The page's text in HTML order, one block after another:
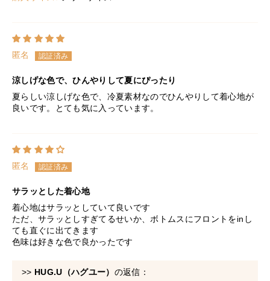
匿名
涼しげな色で、ひんやりして夏にぴったり
夏らしい涼しげな色で、冷夏素材なのでひんやりして着心地が
良いです。とても気に入っています。
匿名
サラッとした着心地
着心地はサラッとしていて良いです
ただ、サラッとしすぎてるせいか、ボトムスにフロントをinし
ても直ぐに出てきます
色味は好きな色で良かったです
>> HUG.U（ハグユー） の返信：